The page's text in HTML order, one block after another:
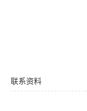
联系资料